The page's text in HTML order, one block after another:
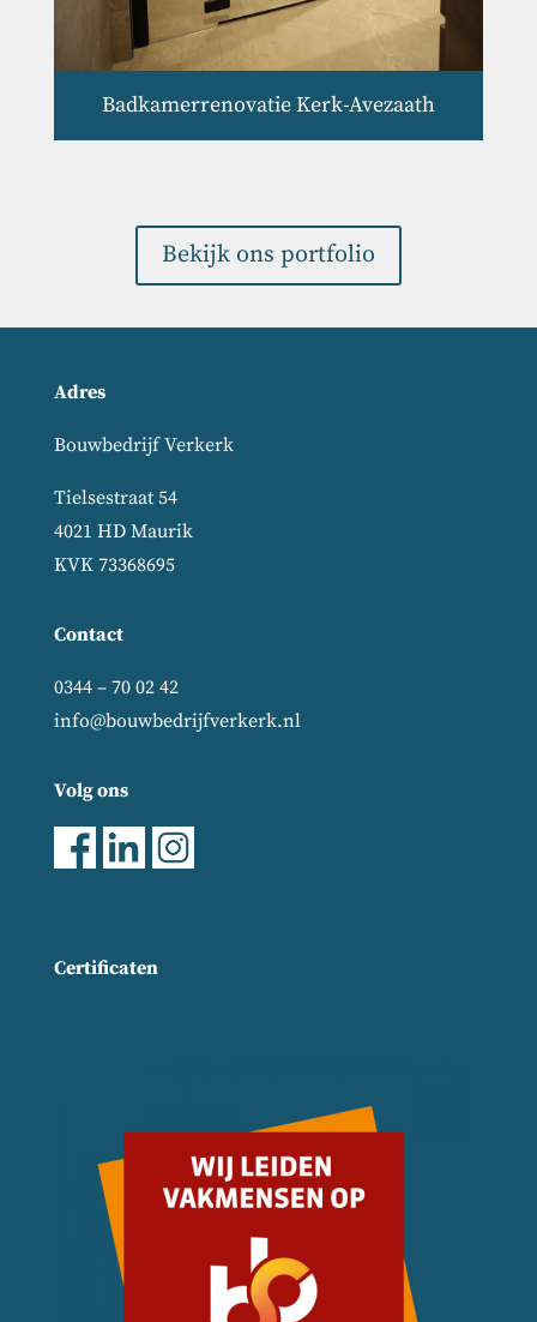
Badkamerrenovatie Kerk-Avezaath
Bekijk ons portfolio
Adres
Bouwbedrijf Verkerk
Tielsestraat 54
4021 HD Maurik
KVK 73368695
Contact
0344 – 70 02 42
info@bouwbedrijfverkerk.nl
Volg ons
Certificaten